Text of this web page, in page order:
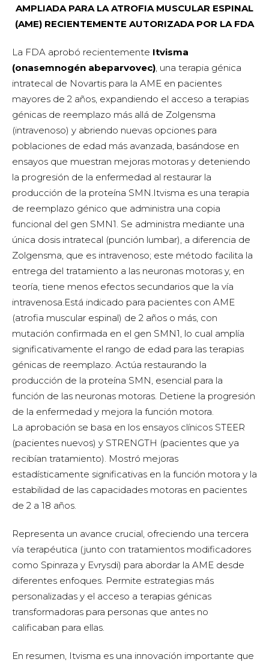
AMPLIADA PARA LA ATROFIA MUSCULAR ESPINAL
(AME) RECIENTEMENTE AUTORIZADA POR LA FDA
La FDA aprobó recientemente Itvisma
(onasemnogén abeparvovec), una terapia génica
intratecal de Novartis para la AME en pacientes
mayores de 2 años, expandiendo el acceso a terapias
génicas de reemplazo más allá de Zolgensma
(intravenoso) y abriendo nuevas opciones para
poblaciones de edad más avanzada, basándose en
ensayos que muestran mejoras motoras y deteniendo
la progresión de la enfermedad al restaurar la
producción de la proteína SMN.Itvisma es una terapia
de reemplazo génico que administra una copia
funcional del gen SMN1. Se administra mediante una
única dosis intratecal (punción lumbar), a diferencia de
Zolgensma, que es intravenoso; este método facilita la
entrega del tratamiento a las neuronas motoras y, en
teoría, tiene menos efectos secundarios que la vía
intravenosa.Está indicado para pacientes con AME
(atrofia muscular espinal) de 2 años o más, con
mutación confirmada en el gen SMN1, lo cual amplía
significativamente el rango de edad para las terapias
génicas de reemplazo. Actúa restaurando la
producción de la proteína SMN, esencial para la
función de las neuronas motoras. Detiene la progresión
de la enfermedad y mejora la función motora.
La aprobación se basa en los ensayos clínicos STEER
(pacientes nuevos) y STRENGTH (pacientes que ya
recibían tratamiento). Mostró mejoras
estadísticamente significativas en la función motora y la
estabilidad de las capacidades motoras en pacientes
de 2 a 18 años.
Representa un avance crucial, ofreciendo una tercera
vía terapéutica (junto con tratamientos modificadores
como Spinraza y Evrysdi) para abordar la AME desde
diferentes enfoques. Permite estrategias más
personalizadas y el acceso a terapias génicas
transformadoras para personas que antes no
calificaban para ellas.
En resumen, Itvisma es una innovación importante que